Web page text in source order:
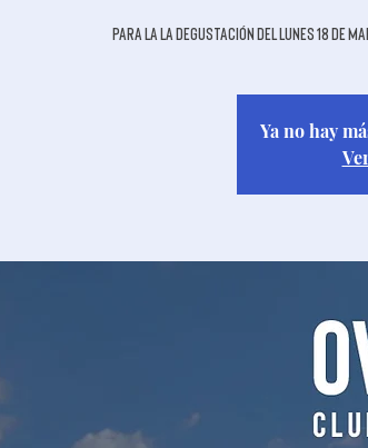
Para la la degustación del lunes 18 de
Ya no hay